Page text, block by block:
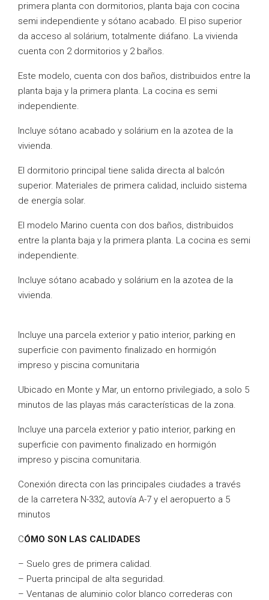
primera planta con dormitorios, planta baja con cocina
semi independiente y sótano acabado. El piso superior
da acceso al solárium, totalmente diáfano. La vivienda
cuenta con 2 dormitorios y 2 baños.
Este modelo, cuenta con dos baños, distribuidos entre la
planta baja y la primera planta. La cocina es semi
independiente.
Incluye sótano acabado y solárium en la azotea de la
vivienda.
El dormitorio principal tiene salida directa al balcón
superior. Materiales de primera calidad, incluido sistema
de energía solar.
El modelo Marino cuenta con dos baños, distribuidos
entre la planta baja y la primera planta. La cocina es semi
independiente.
Incluye sótano acabado y solárium en la azotea de la
vivienda.
Incluye una parcela exterior y patio interior, parking en
superficie con pavimento finalizado en hormigón
impreso y piscina comunitaria
Ubicado en Monte y Mar, un entorno privilegiado, a solo 5
minutos de las playas más características de la zona.
Incluye una parcela exterior y patio interior, parking en
superficie con pavimento finalizado en hormigón
impreso y piscina comunitaria.
Conexión directa con las principales ciudades a través
de la carretera N-332, autovía A-7 y el aeropuerto a 5
minutos
CÓMO SON LAS CALIDADES
– Suelo gres de primera calidad.
– Puerta principal de alta seguridad.
– Ventanas de aluminio color blanco correderas con